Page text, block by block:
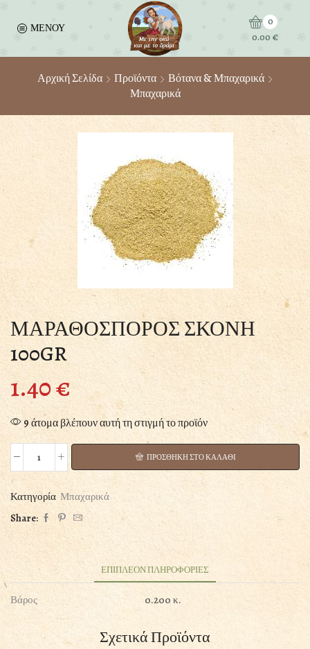
ΜΕΝΟΥ
0
0.00€
Αρχική Σελίδα Προϊόντα
Βότανα & Μπαχαρικά
Μπαχαρικά
ΜΑΡΑΘΟΣΠΟΡΟΣ ΣΚΟΝΗ
100GR
1.40€
9 άτομα βλέπουν αυτή τη στιγμή το προϊόν
ΜΑΡΑΘΟΣΠΟΡΟΣ
ΣΚΟΝΗ
100GR
ποσότητα
ΠΡΟΣΘΗΚΗ ΣΤΟ ΚΑΛΑΘΙ
Κατηγορία Μπαχαρικά
Share:
ΕΠΙΠΛΕΟΝ ΠΛΗΡΟΦΟΡΙΕΣ
Βάρος 0.200 κ.
Σχετικά Προϊόντα